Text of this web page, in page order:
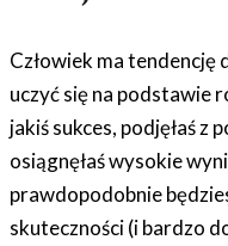
Człowiek ma tendencję
uczyć się na podstawie
jakiś sukces, podjęłaś z
osiągnęłaś wysokie
prawdopodobnie
skuteczności (i bardzo